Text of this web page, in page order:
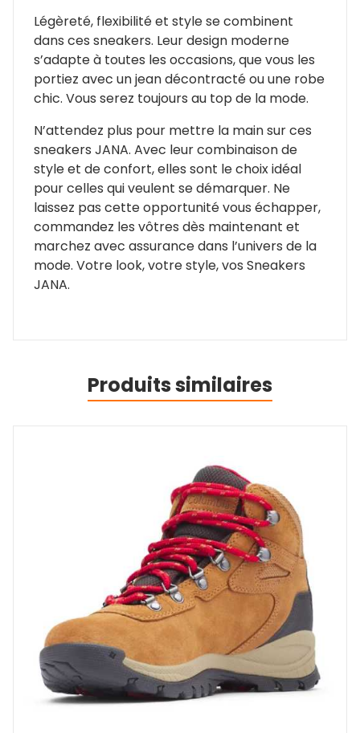
Légèreté, flexibilité et style se combinent
dans ces sneakers. Leur design moderne
s’adapte à toutes les occasions, que vous les
portiez avec un jean décontracté ou une robe
chic. Vous serez toujours au top de la mode.
N’attendez plus pour mettre la main sur ces
sneakers JANA. Avec leur combinaison de
style et de confort, elles sont le choix idéal
pour celles qui veulent se démarquer. Ne
laissez pas cette opportunité vous échapper,
commandez les vôtres dès maintenant et
marchez avec assurance dans l’univers de la
mode. Votre look, votre style, vos Sneakers
JANA.
Produits similaires